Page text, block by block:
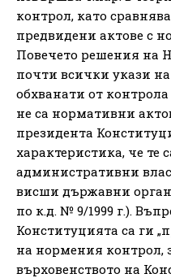
контрол, като
предвидени актове с
Повечето решения на
почти всички укази
обхванати от контрола
не са нормативни
президента
характеристика, че те
административни
висши държавни
по к.д. № 9/1999 г.).
Конституцията са ги
на нормения контрол,
върховенството на